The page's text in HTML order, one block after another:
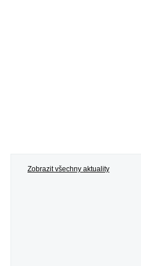
Zobrazit všechny aktuality